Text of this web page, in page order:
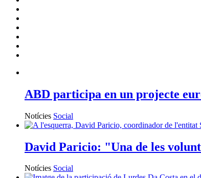
ABD participa en un projecte
Notícies Social
David Paricio: "Una de les
Notícies Social